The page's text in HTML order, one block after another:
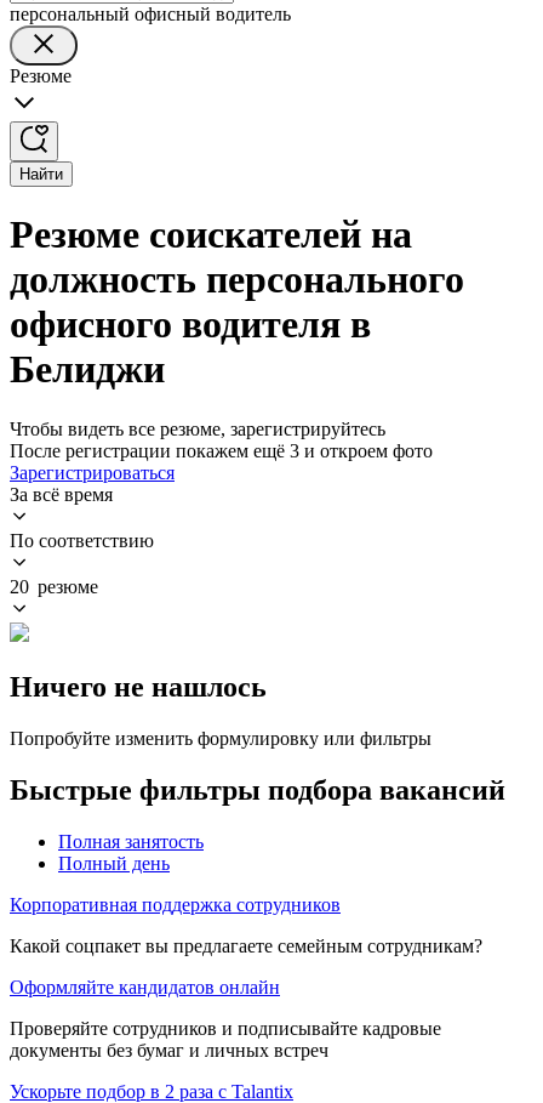
персональный офисный водитель
Резюме
Найти
Резюме соискателей на
должность персонального
офисного водителя в
Белиджи
Чтобы видеть все резюме, зарегистрируйтесь
После регистрации покажем ещё 3 и откроем фото
Зарегистрироваться
За всё время
По соответствию
20 резюме
Ничего не нашлось
Попробуйте изменить формулировку или фильтры
Быстрые фильтры подбора вакансий
Полная занятость
Полный день
Корпоративная поддержка сотрудников
Какой соцпакет вы предлагаете семейным сотрудникам?
Оформляйте кандидатов онлайн
Проверяйте сотрудников и подписывайте кадровые
документы без бумаг и личных встреч
Ускорьте подбор в 2 раза с Talantix